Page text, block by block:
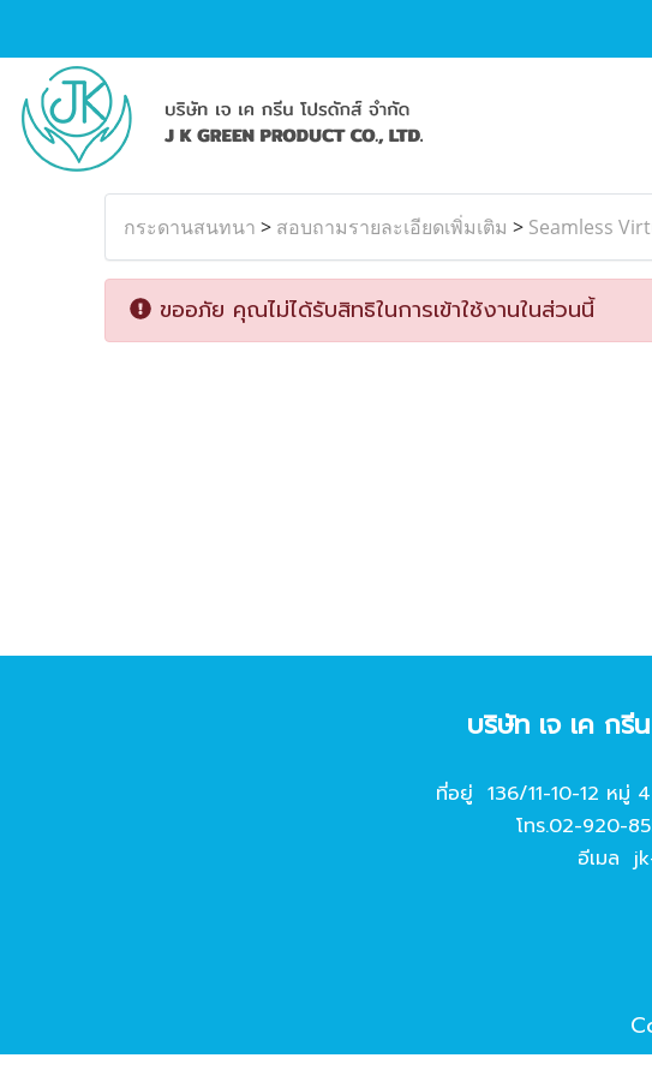
กระดานสนทนา > สอบถามรายละเอียดเพิ่มเติม > Seamless
ขออภัย คุณไม่ได้รับสิทธิในการเข้าใช้งานในส่วนนี้
บริษัท เจ เค ก
ที่อยู่ 136/11-10-12 หมู่
โทร.02-920-
อีเมล